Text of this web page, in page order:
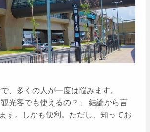
、多くの人が一度は悩みます。
観光客でも使えるの？」 結論から言
す。しかも便利。ただし、知ってお